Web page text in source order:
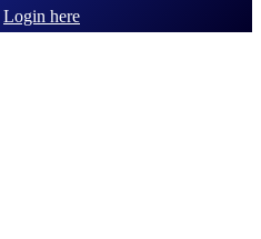
Login here